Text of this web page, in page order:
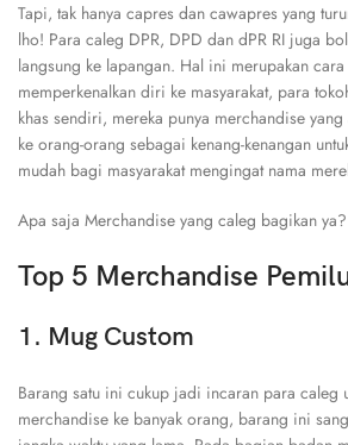
Tapi, tak hanya capres dan cawapres yang
lho! Para caleg DPR, DPD dan dPR RI juga
langsung ke lapangan. Hal ini merupakan cara
memperkenalkan diri ke masyarakat, para
khas sendiri, mereka punya merchandise
ke orang-orang sebagai kenang-kenangan
mudah bagi masyarakat mengingat nama
Apa saja Merchandise yang caleg bagikan ya?
Top 5 Merchandise
1. Mug Custom
Barang satu ini cukup jadi incaran para caleg
merchandise ke banyak orang, barang ini